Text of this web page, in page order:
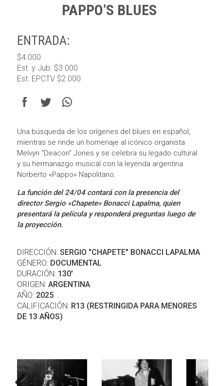
PAPPO’S BLUES
ENTRADA:
$4.000
Est. y Jub. $3.000
Est. EPCTV $2.000
Una búsqueda de los orígenes del blues en español,
mientras se rinde un homenaje al icónico organista
Melvyn “Deacon” Jones y se celebra su legado cultural
y su hermanazgo musical con la leyenda argentina
Norberto «Pappo» Napolitano.
La función del 24/04 contará con la presencia del
director Sergio «Chapete» Bonacci Lapalma, quien
presentará la película y responderá preguntas luego de
la proyección.
DIRECCIÓN: SERGIO "CHAPETE" BONACCI LAPALMA
GÉNERO: DOCUMENTAL
DURACIÓN: 130'
ORIGEN: ARGENTINA
AÑO: 2025
CALIFICACIÓN: R13 (RESTRINGIDA PARA MENORES
DE 13 AÑOS)